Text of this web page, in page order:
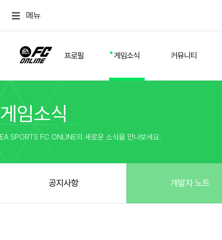
메뉴
프로필 게임소식 커뮤니티
스쿼드
경기 기록
커뮤니티
방명록
설정
업데이트
유저 가이드
게임 플레이 버그 제보
게임소식
EA SPORTS FC ONLINE의 새로운 소식을 만나보세요.
공지사항 개발자 노트